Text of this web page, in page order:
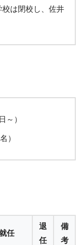
は閉校し、佐井
～）
）
任
退
任
備
考